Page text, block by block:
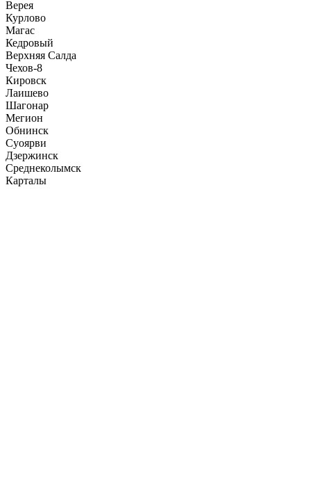
Верея
Курлово
Магас
Кедровый
Верхняя Салда
Чехов-8
Кировск
Лаишево
Шагонар
Мегион
Обнинск
Суоярви
Дзержинск
Среднеколымск
Карталы